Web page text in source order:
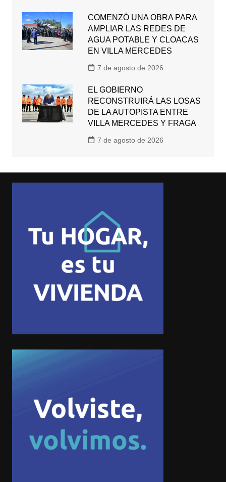
COMENZÓ UNA OBRA PARA
AMPLIAR LAS REDES DE
AGUA POTABLE Y CLOACAS
EN VILLA MERCEDES
7 de agosto de 2026
EL GOBIERNO
RECONSTRUIRÁ LAS LOSAS
DE LA AUTOPISTA ENTRE
VILLA MERCEDES Y FRAGA
7 de agosto de 2026